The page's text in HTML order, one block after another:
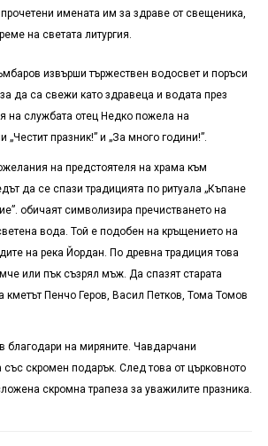
имената им за здраве от свещеника,
на светата литургия.
извърши тържествен водосвет и поръси
да са свежи като здравеца и водата през
на службата отец Недко пожела на
празник!” и „За много години!”.
на предстоятеля на храма към
да се спази традицията по ритуала „Къпане
обичаят символизира пречистването на
вода. Той е подобен на кръщението на
на река Йордан. По древна традиция това
или пък съзрял мъж. Да спазят старата
кметът Пенчо Геров, Васил Петков, Тома Томов
благодари на миряните. Ч авдарчани
скромен подарък. След това от църковното
скромна трапеза за уважилите празника.